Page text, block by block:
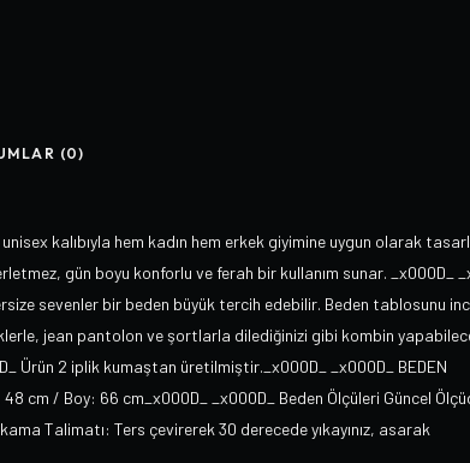
(0)
kalıbıyla hem kadın hem erkek giyimine uygun olarak
gün boyu konforlu ve ferah bir kullanım sunar. _x000D_
sevenler bir beden büyük tercih edebilir. Beden tablosunu
jean pantolon ve şortlarla dilediğinizi gibi kombin
Ürün 2 iplik kumaştan üretilmiştir._x000D_ _x000D_ BEDEN
cm / Boy: 66 cm_x000D_ _x000D_ Beden Ölçüleri Güncel
Talimatı: Ters çevirerek 30 derecede yıkayınız, asarak